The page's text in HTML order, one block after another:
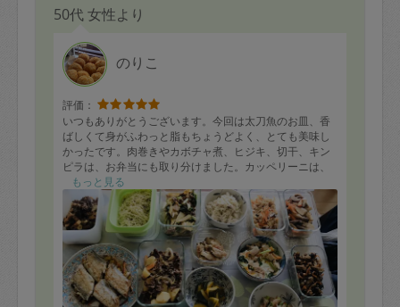
50代 女性より
のりこ
評価：
いつもありがとうございます。今回は太刀魚のお皿、香
ばしくて身がふわっと脂もちょうどよく、とても美味し
かったです。肉巻きやカボチャ煮、ヒジキ、切干、キン
ピラは、お弁当にも取り分けました。カッペリーニは、
娘が喜んでいただいています。キャベツと切干のサラ
ダ、歯ごたえがあって、さっぱりと、箸が進みました。
写真外ですが、具沢山スープも好評でした。これからも
よろしくお願いします。
もっと見る